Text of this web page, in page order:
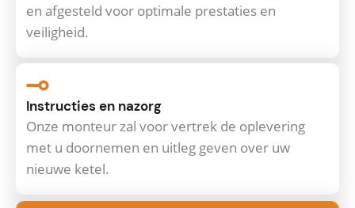
en afgesteld voor optimale prestaties en
veiligheid.
Instructies en nazorg
Onze monteur zal voor vertrek de oplevering
met u doornemen en uitleg geven over uw
nieuwe ketel.